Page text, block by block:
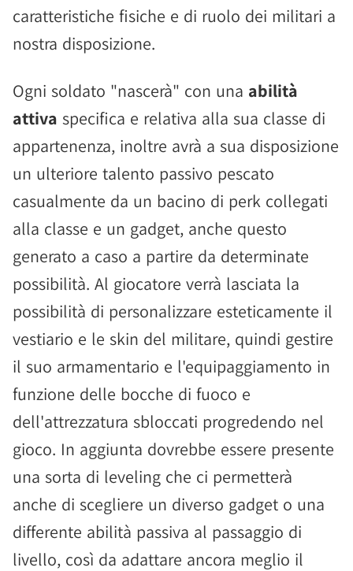
caratteristiche fisiche e di ruolo dei militari a
nostra disposizione.
Ogni soldato "nascerà" con una abilità
attiva specifica e relativa alla sua classe di
appartenenza, inoltre avrà a sua disposizione
un ulteriore talento passivo pescato
casualmente da un bacino di perk collegati
alla classe e un gadget, anche questo
generato a caso a partire da determinate
possibilità. Al giocatore verrà lasciata la
possibilità di personalizzare esteticamente il
vestiario e le skin del militare, quindi gestire
il suo armamentario e l'equipaggiamento in
funzione delle bocche di fuoco e
dell'attrezzatura sbloccati progredendo nel
gioco. In aggiunta dovrebbe essere presente
una sorta di leveling che ci permetterà
anche di scegliere un diverso gadget o una
differente abilità passiva al passaggio di
livello, così da adattare ancora meglio il